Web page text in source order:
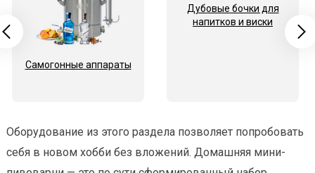
Самогонные аппараты
Дубовые бочки для
напитков и виски
Оборудование из этого раздела позволяет попробовать
себя в новом хобби без вложений. Домашняя мини-